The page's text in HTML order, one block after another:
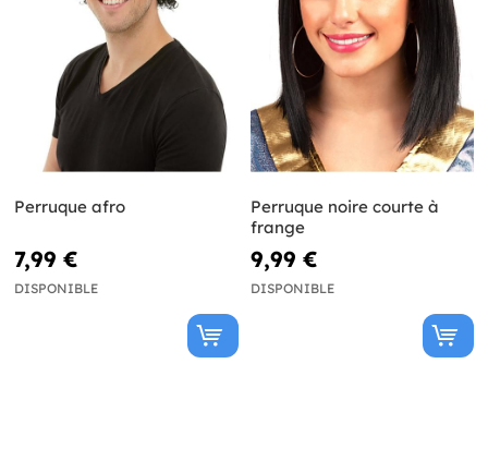
Perruque afro
7,99 €
DISPONIBLE
Perruque noire courte à
frange
9,99 €
DISPONIBLE